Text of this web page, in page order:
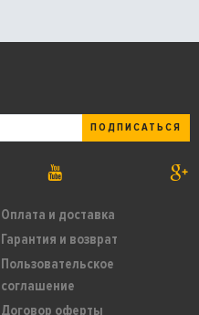
Оплата и доставка
Гарантия и возврат
Пользовательское
соглашение
Договор оферты
ПОДПИСАТЬСЯ